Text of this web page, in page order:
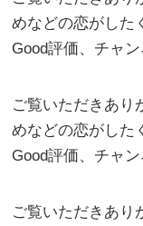
めなどの恋がした
Good評価、チャ
ご覧いただきあり
めなどの恋がした
Good評価、チャ
ご覧いただきあり